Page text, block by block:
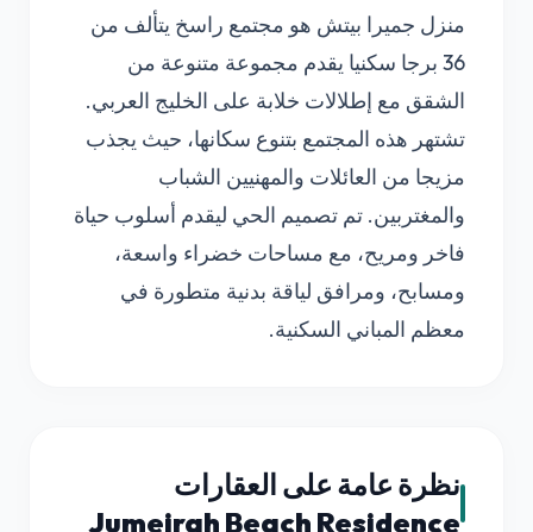
منزل جميرا بيتش هو مجتمع راسخ يتألف من
36 برجا سكنيا يقدم مجموعة متنوعة من
الشقق مع إطلالات خلابة على الخليج العربي.
تشتهر هذه المجتمع بتنوع سكانها، حيث يجذب
مزيجا من العائلات والمهنيين الشباب
والمغتربين. تم تصميم الحي ليقدم أسلوب حياة
فاخر ومريح، مع مساحات خضراء واسعة،
ومسابح، ومرافق لياقة بدنية متطورة في
معظم المباني السكنية.
نظرة عامة على العقارات
Jumeirah Beach Residence